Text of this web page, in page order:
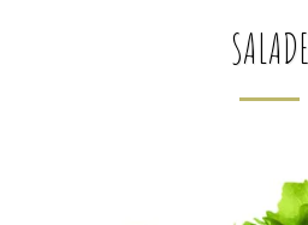
SALADE